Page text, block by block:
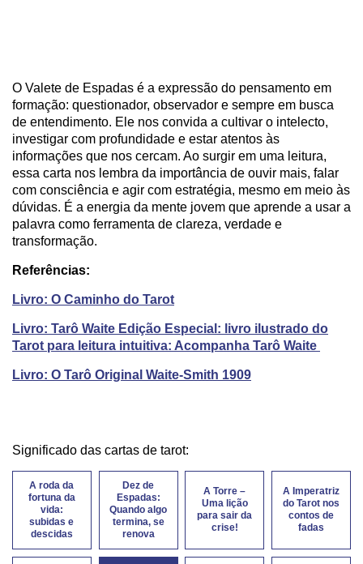
O Valete de Espadas é a expressão do pensamento em
formação: questionador, observador e sempre em busca
de entendimento. Ele nos convida a cultivar o intelecto,
investigar com profundidade e estar atentos às
informações que nos cercam. Ao surgir em uma leitura,
essa carta nos lembra da importância de ouvir mais, falar
com consciência e agir com estratégia, mesmo em meio às
dúvidas. É a energia da mente jovem que aprende a usar a
palavra como ferramenta de clareza, verdade e
transformação.
Referências:
Livro: O Caminho do Tarot
Livro: Tarô Waite Edição Especial: livro ilustrado do
Tarot para leitura intuitiva: Acompanha Tarô Waite
Livro: O Tarô Original Waite-Smith 1909
Significado das cartas de tarot:
A roda da
fortuna da
vida:
subidas e
descidas
Dez de
Espadas:
Quando algo
termina, se
renova
A Torre –
Uma lição
para sair da
crise!
A Imperatriz
do Tarot nos
contos de
fadas